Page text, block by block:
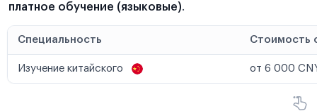
платное обучение (языковые).
Специальность Стоимость
Изучение китайского от 6 000